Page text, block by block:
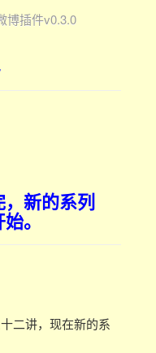
博插件v0.3.0
，新的系列
。
二讲，现在新的系